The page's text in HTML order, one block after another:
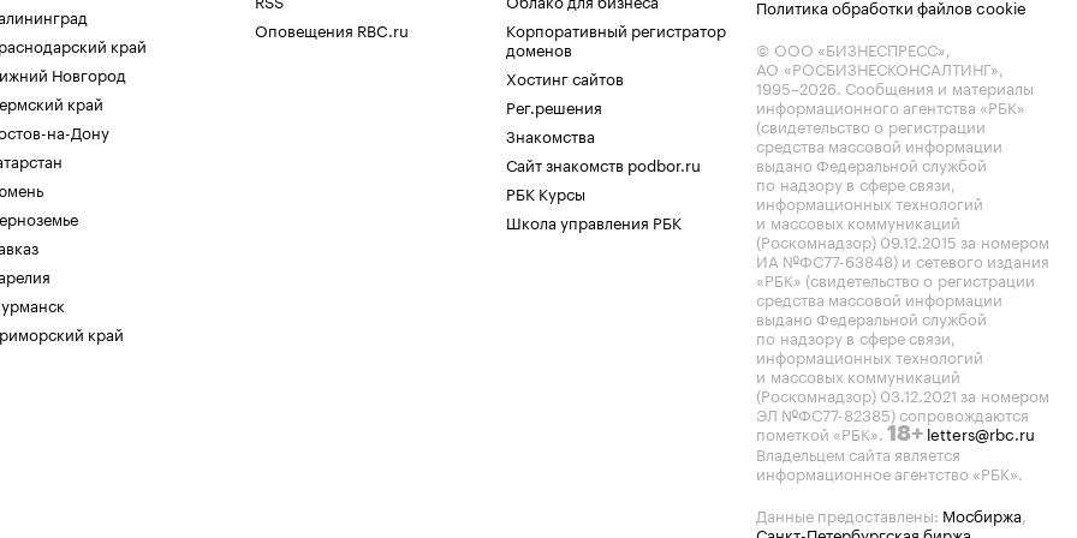
край
Новгород
край
на-Дону
край
Оповещения RBC.ru
Корпоративный регистратор
доменов
Хостинг сайтов
Рег.решения
Знакомства
Сайт знакомств podbor.ru
РБК Курсы
Школа управления РБК
Политика обработки файлов cookie
© ООО «БИЗНЕСПРЕСС»,
АО «РОСБИЗНЕСКОНСАЛТИНГ»,
1995–2026. Сообщения и материалы
информационного агентства «РБК»
(свидетельство о регистрации
средства массовой информации
выдано Федеральной службой
по надзору в сфере связи,
информационных технологий
и массовых коммуникаций
(Роскомнадзор) 09.12.2015 за номером
ИА №ФС77-63848) и сетевого издания
«РБК» (свидетельство о регистрации
средства массовой информации
выдано Федеральной службой
по надзору в сфере связи,
информационных технологий
и массовых коммуникаций
(Роскомнадзор) 03.12.2021 за номером
ЭЛ №ФС77-82385) сопровождаются
пометкой «РБК». 18+ letters@rbc.ru
Владельцем сайта является
информационное агентство «РБК».
Данные предоставлены: Мосбиржа,
Санкт-Петербургская биржа